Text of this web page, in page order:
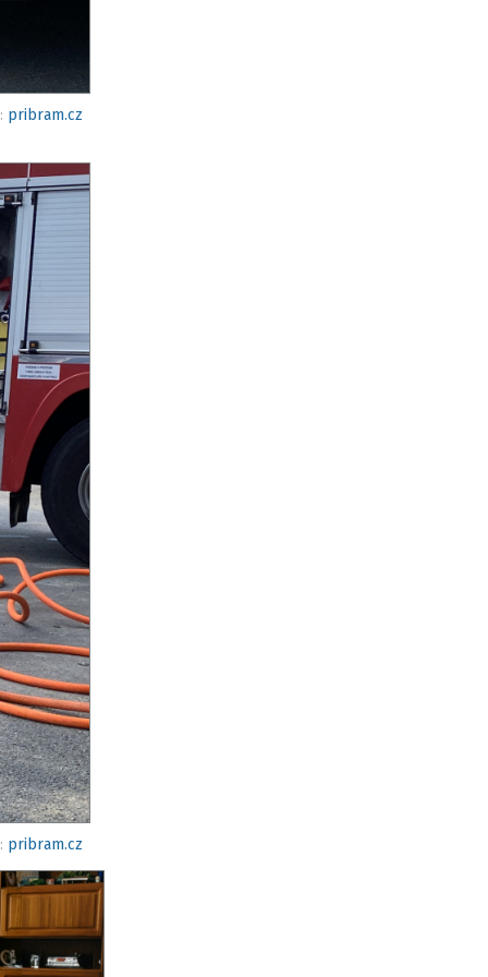
pribram.cz
pribram.cz